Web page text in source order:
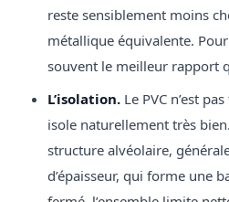
reste sensiblement moins
métallique équivalente.
souvent le meilleur rapport
L’isolation. Le PVC n’est
isole naturellement très
structure alvéolaire,
d’épaisseur, qui forme une